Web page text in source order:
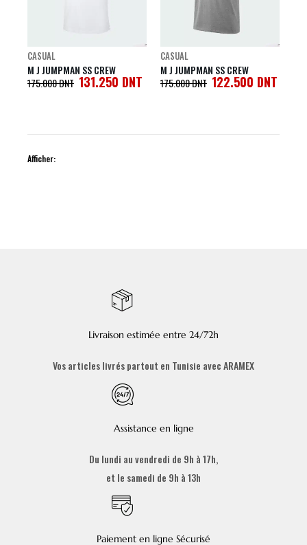
CASUAL
M J JUMPMAN SS CREW
175.000DNT 131.250 DNT
CASUAL
M J JUMPMAN SS CREW
175.000DNT 122.500 DNT
Afficher:
Livraison estimée entre 24/72h
Vos articles livrés partout en Tunisie avec ARAMEX
Assistance en ligne
Du lundi au vendredi de 9h à 17h,
et le samedi de 9h à 13h
Paiement en ligne Sécurisé